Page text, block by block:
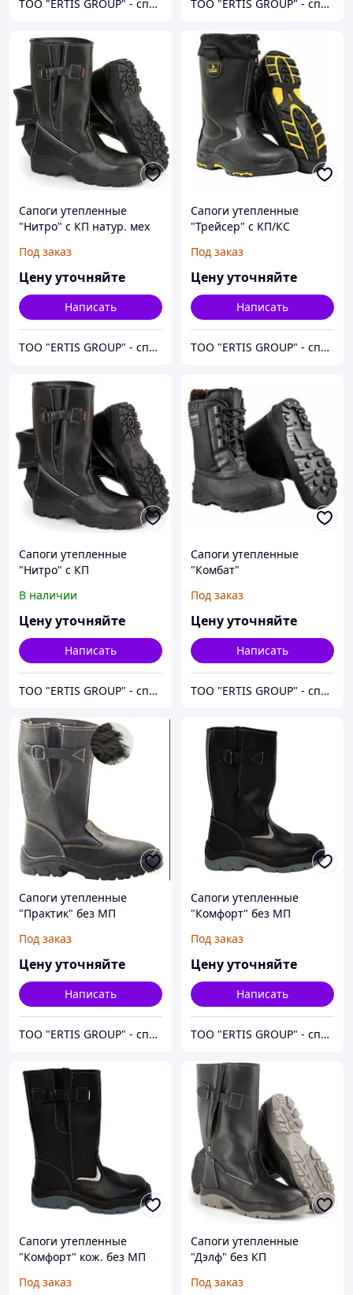
ТОО "ERTIS GROUP" - спецодежда, спецобувь и средства индивидуальной защиты (СИЗ) ТОО "ERTIS GROUP" - спецодежда, спецобувь и средства индивидуальной защиты (СИЗ)
Сапоги утепленные
"Нитро" с КП натур. мех
Под заказ
Цену уточняйте
Написать
ТОО "ERTIS GROUP" - спецодежда, спецобувь и средства индивидуальной защиты (СИЗ)
Сапоги утепленные
"Трейсер" с КП/КС
Под заказ
Цену уточняйте
Написать
ТОО "ERTIS GROUP" - спецодежда, спецобувь и средства индивидуальной защиты (СИЗ)
Сапоги утепленные
"Нитро" с КП
В наличии
Цену уточняйте
Написать
ТОО "ERTIS GROUP" - спецодежда, спецобувь и средства индивидуальной защиты (СИЗ)
Сапоги утепленные
"Комбат"
Под заказ
Цену уточняйте
Написать
ТОО "ERTIS GROUP" - спецодежда, спецобувь и средства индивидуальной защиты (СИЗ)
Сапоги утепленные
"Практик" без МП
Под заказ
Цену уточняйте
Написать
ТОО "ERTIS GROUP" - спецодежда, спецобувь и средства индивидуальной защиты (СИЗ)
Сапоги утепленные
"Комфорт" без МП
Под заказ
Цену уточняйте
Написать
ТОО "ERTIS GROUP" - спецодежда, спецобувь и средства индивидуальной защиты (СИЗ)
Сапоги утепленные
"Комфорт" кож. без МП
Под заказ
Сапоги утепленные
"Дэлф" без КП
Под заказ